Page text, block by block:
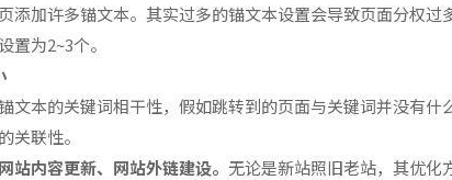
添加许多锚文本。其实过多的锚文本设置会导致页面分权
为2~3个。
文本的关键词相干性，假如跳转到的页面与关键词并没有
关联性。
站内容更新、网站外链建设。 无论是新站照旧老站，其优化